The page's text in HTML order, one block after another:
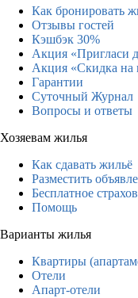
Как бронировать
Отзывы гостей
Кэшбэк 30%
Акция «Пригласи
Акция «Скидка на
Гарантии
Суточный Журнал
Вопросы и ответы
Хозяевам жилья
Как сдавать жильё
Разместить
Бесплатное
Помощь
Варианты жилья
Квартиры
Отели
Апарт-отели